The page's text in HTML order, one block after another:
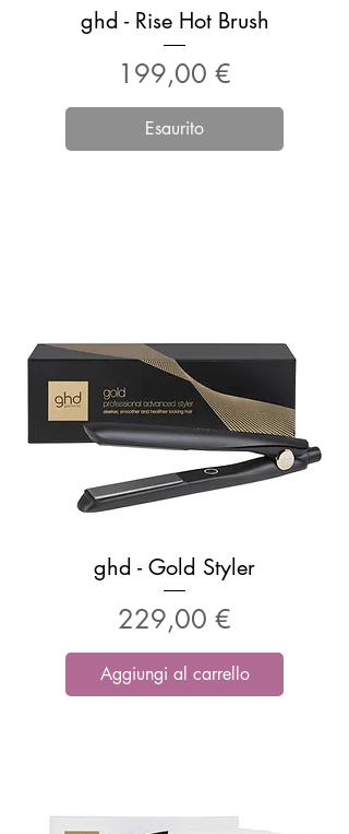
ghd - Rise Hot Brush
Prezzo
199,00 €
Esaurito
ghd - Gold Styler
Prezzo
229,00 €
Aggiungi al carrello